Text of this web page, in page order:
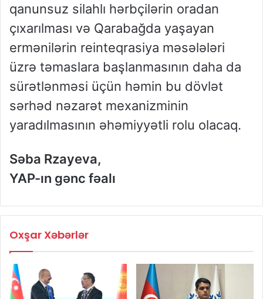
qanunsuz silahlı hərbçilərin oradan
çıxarılması və Qarabağda yaşayan
ermənilərin reinteqrasiya məsələləri
üzrə təmaslara başlanmasının daha da
sürətlənməsi üçün həmin bu dövlət
sərhəd nəzarət mexanizminin
yaradılmasının əhəmiyyətli rolu olacaq.
Səba Rzayeva,
YAP-ın gənc fəalı
Oxşar Xəbərlər